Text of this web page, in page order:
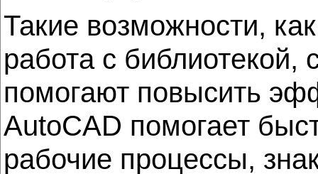
Такие возможности,
работа с
помогают повысить
AutoCAD помогает
рабочие процессы,